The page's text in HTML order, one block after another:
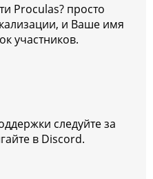
Proculas? просто
и Ваше имя
участников.
следуйте за
в Discord.